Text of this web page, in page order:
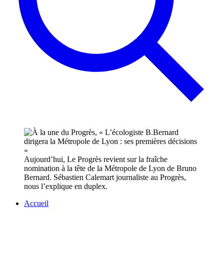
Aujourd’hui, Le Progrès revient sur la fraîche
nomination à la tête de la Métropole de Lyon de Bruno
Bernard. Sébastien Calemart journaliste au Progrès,
nous l’explique en duplex.
Accueil